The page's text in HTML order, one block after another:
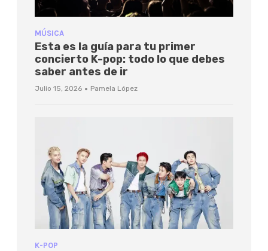
MÚSICA
Esta es la guía para tu primer
concierto K-pop: todo lo que debes
saber antes de ir
Julio 15, 2026 · Pamela López
K-POP